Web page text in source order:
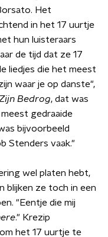
Het
in het 17 uurtje
hun luisteraars
de tijd dat ze 17
liedjes die het meest
waar je op danste",
Bedrog, dat was
gedraaide
bijvoorbeeld
Stenders vaak."
wel platen hebt,
blijken ze toch in een
"Eentje die mij
." Krezip
het 17 uurtje te